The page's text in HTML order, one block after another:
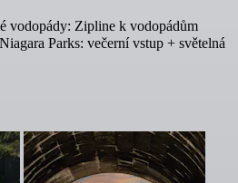
vodopády: Zipline k vodopádům
Parks: večerní vstup + světelná